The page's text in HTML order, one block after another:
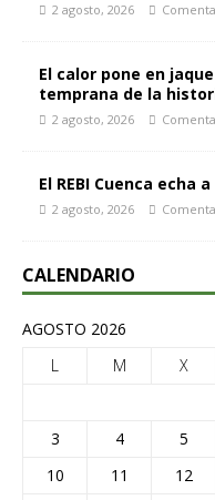
2 agosto, 2026
El calor pone en
temprana de la
2 agosto, 2026
El REBI Cuenca echa
2 agosto, 2026
CALENDARIO
AGOSTO 2026
L
M X
3
4 5
10
11 12